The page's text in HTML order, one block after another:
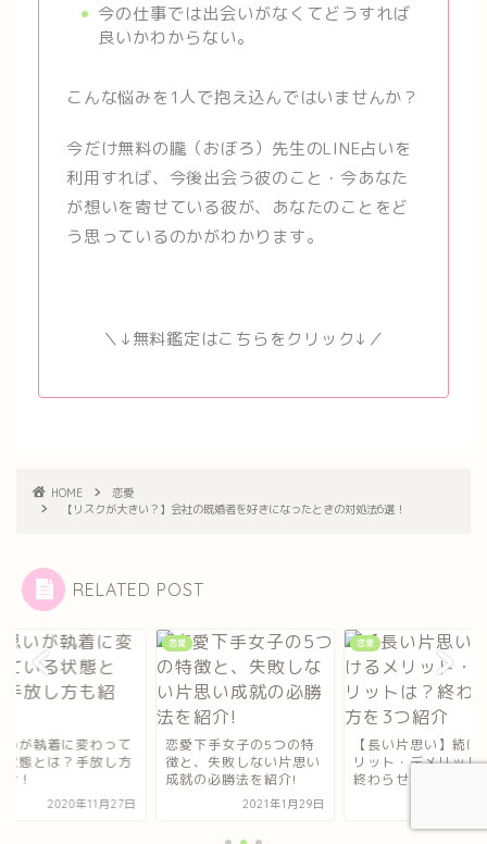
今の仕事では出会いがなくてどうすれば
良いかわからない。
こんな悩みを1人で抱え込んではいませんか？
今だけ無料の朧（おぼろ）先生のLINE占いを
利用すれば、今後出会う彼のこと・今あなた
が想いを寄せている彼が、あなたのことをど
う思っているのかがわかります。
＼↓無料鑑定はこちらをクリック↓／
HOME
恋愛
【リスクが大きい？】会社の既婚者を好きになったときの対処法6選！
RELATED POST
下手女子の5つの特
、失敗しない片思い
必勝法を紹介!
2021年1月29日
恋愛
【長い片思い】続けるメ
リット・デメリットは？
終わらせ方を3つ紹介
2020年12月1日
恋愛
片思いが執着に変わ
いる状態とは？手放
も紹介！